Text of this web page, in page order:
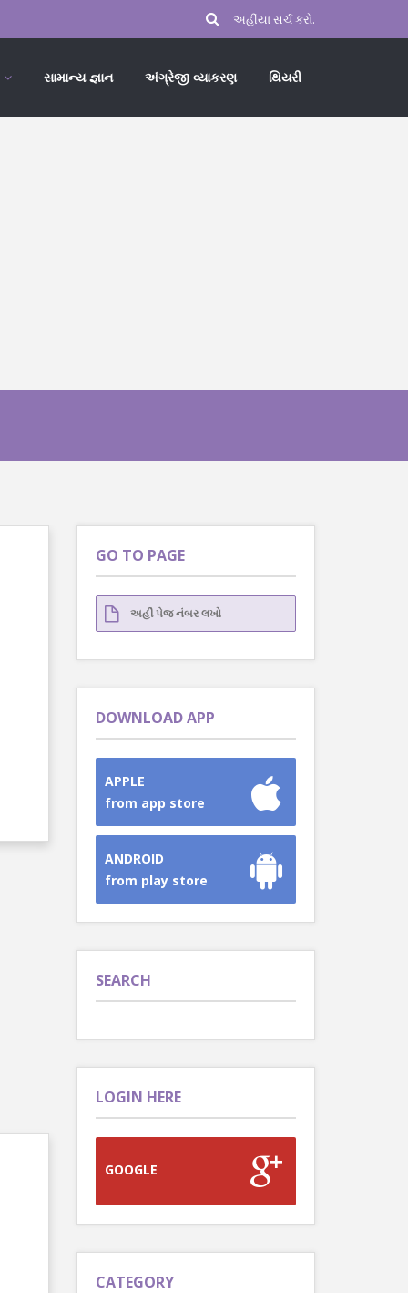
સામાન્ય જ્ઞાન અંગ્રેજી વ્યાકરણ થિયરી
GO TO PAGE
DOWNLOAD APP
APPLE
from app store
ANDROID
from play store
SEARCH
LOGIN HERE
GOOGLE
CATEGORY